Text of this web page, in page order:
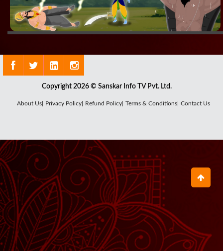
Copyright 2026 © Sanskar Info TV Pvt. Ltd.
About Us| Privacy Policy| Refund Policy| Terms & Conditions| Contact Us